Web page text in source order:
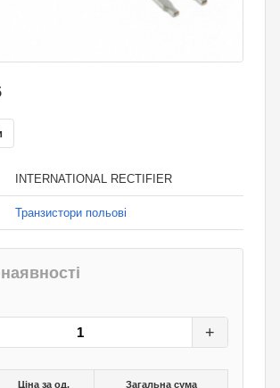
INTERNATIONAL RECTIFIER
Транзистори польові
+
Ціна за од. Загальна сума